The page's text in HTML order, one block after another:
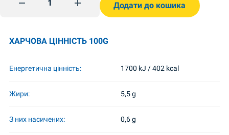
Додати до кошика
ХАРЧОВА ЦІННІСТЬ 100G
Енергетична цінність: 1700 kJ / 402 kcal
Жири: 5,5 g
З них насичених: 0,6 g